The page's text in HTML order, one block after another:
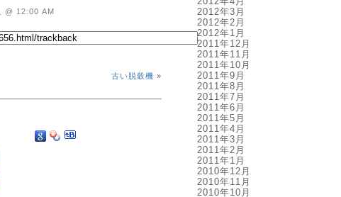
@ 12:00 AM
古い脱穀機 »
2012年3月
2012年2月
2012年1月
2011年12月
2011年11月
2011年10月
2011年9月
2011年8月
2011年7月
2011年6月
2011年5月
2011年4月
2011年3月
2011年2月
2011年1月
2010年12月
2010年11月
2010年10月